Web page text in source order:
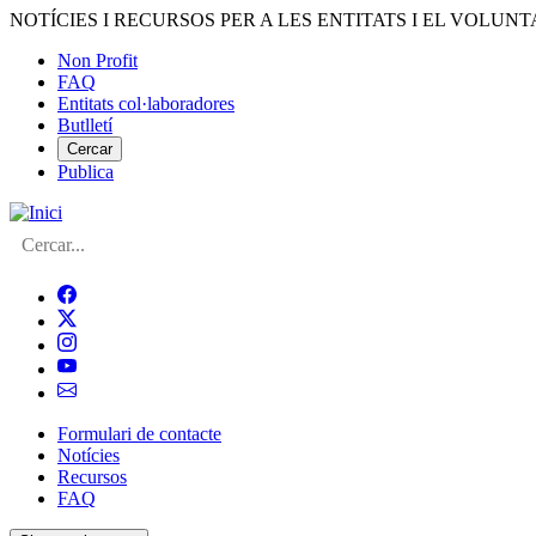
Vés
contingut
NOTÍCIES I RECURSOS PER A LES ENTITATS I EL
Menú
del
compte
d'usuari
Non Profit
FAQ
Entitats col·laboradores
Butlletí
Cercar
Publica
Cerca
Navegació
principal
de
Formulari de contacte
Notícies
Recursos
FAQ